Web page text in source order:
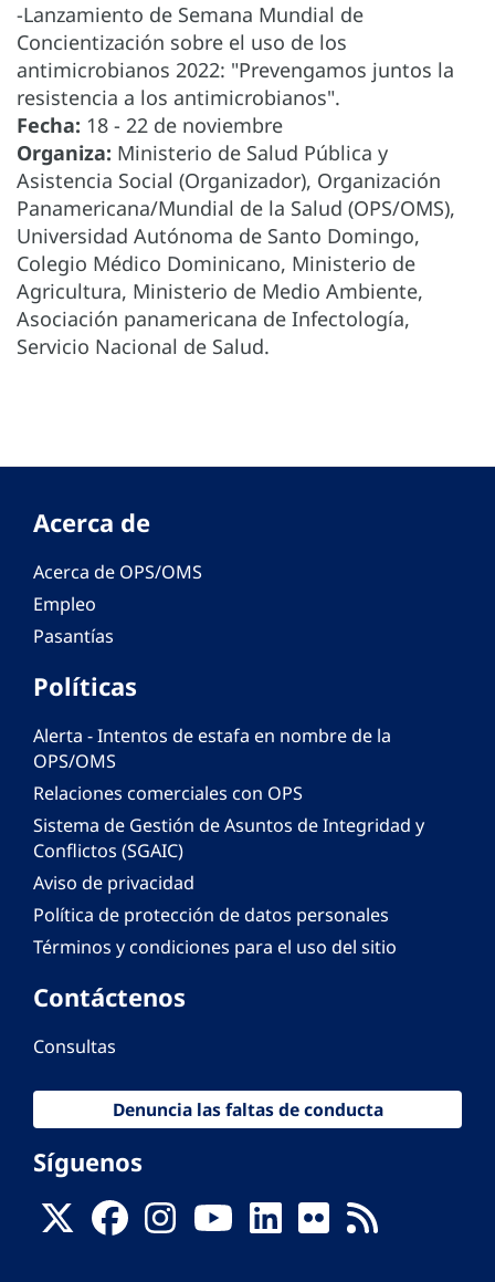
-Lanzamiento de Semana Mundial de
Concientización sobre el uso de los
antimicrobianos 2022: "Prevengamos juntos la
resistencia a los antimicrobianos".
Fecha: 18 - 22 de noviembre
Organiza: Ministerio de Salud Pública y
Asistencia Social (Organizador), Organización
Panamericana/Mundial de la Salud (OPS/OMS),
Universidad Autónoma de Santo Domingo,
Colegio Médico Dominicano, Ministerio de
Agricultura, Ministerio de Medio Ambiente,
Asociación panamericana de Infectología,
Servicio Nacional de Salud.
Acerca de
Acerca de OPS/OMS
Empleo
Pasantías
Políticas
Alerta - Intentos de estafa en nombre de la
OPS/OMS
Relaciones comerciales con OPS
Sistema de Gestión de Asuntos de Integridad y
Conflictos (SGAIC)
Aviso de privacidad
Política de protección de datos personales
Términos y condiciones para el uso del sitio
Contáctenos
Consultas
Denuncia las faltas de conducta
Síguenos